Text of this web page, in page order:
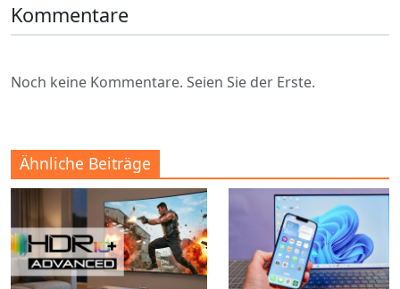
Kommentare
Noch keine Kommentare. Seien Sie der Erste.
Ähnliche Beiträge